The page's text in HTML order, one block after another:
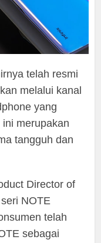
telah resmi
melalui kanal
yang
merupakan
tangguh dan
Director of
NOTE
telah
sebagai